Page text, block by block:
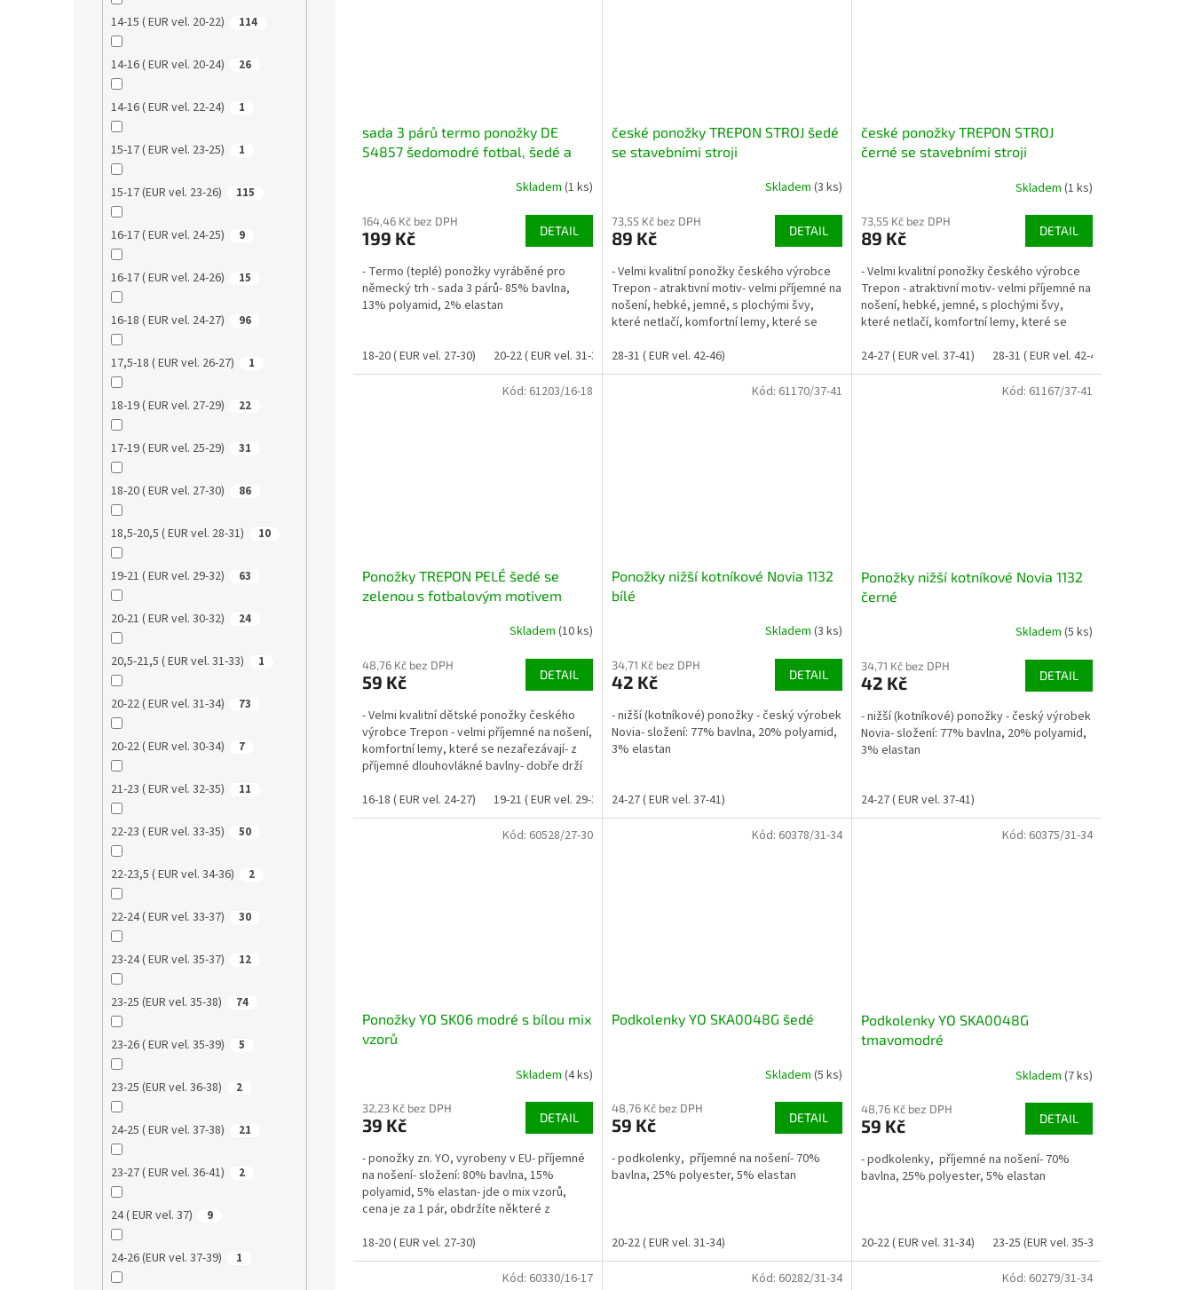
14-15 ( EUR vel. 20-22) 114
14-16 ( EUR vel. 20-24) 26
14-16 ( EUR vel. 22-24) 1
15-17 ( EUR vel. 23-25) 1
15-17 (EUR vel. 23-26) 115
16-17 ( EUR vel. 24-25) 9
16-17 ( EUR vel. 24-26) 15
16-18 ( EUR vel. 24-27) 96
17,5-18 ( EUR vel. 26-27) 1
18-19 ( EUR vel. 27-29) 22
17-19 ( EUR vel. 25-29) 31
18-20 ( EUR vel. 27-30) 86
18,5-20,5 ( EUR vel. 28-31) 10
19-21 ( EUR vel. 29-32) 63
20-21 ( EUR vel. 30-32) 24
20,5-21,5 ( EUR vel. 31-33) 1
20-22 ( EUR vel. 31-34) 73
20-22 ( EUR vel. 30-34) 7
21-23 ( EUR vel. 32-35) 11
22-23 ( EUR vel. 33-35) 50
22-23,5 ( EUR vel. 34-36) 2
22-24 ( EUR vel. 33-37) 30
23-24 ( EUR vel. 35-37) 12
23-25 (EUR vel. 35-38) 74
23-26 ( EUR vel. 35-39) 5
23-25 (EUR vel. 36-38) 2
24-25 ( EUR vel. 37-38) 21
23-27 ( EUR vel. 36-41) 2
24 ( EUR vel. 37) 9
24-26 (EUR vel. 37-39) 1
sada 3 párů termo ponožky DE
54857 šedomodré fotbal, šedé a
Skladem (1 ks)
164,46 Kč bez DPH
199 Kč DETAIL
- Termo (teplé) ponožky vyráběné pro
německý trh - sada 3 párů- 85% bavlna,
13% polyamid, 2% elastan
18-20 ( EUR vel. 27-30) 20-22 ( EUR vel. 31-34) 23-25 (EUR vel. 35-38)
české ponožky TREPON STROJ šedé
se stavebními stroji
Skladem (3 ks)
73,55 Kč bez DPH
89 Kč DETAIL
- Velmi kvalitní ponožky českého výrobce
Trepon - atraktivní motiv- velmi příjemné na
nošení, hebké, jemné, s plochými švy,
které netlačí, komfortní lemy, které se
28-31 ( EUR vel. 42-46)
české ponožky TREPON STROJ
černé se stavebními stroji
Skladem (1 ks)
73,55 Kč bez DPH
89 Kč DETAIL
- Velmi kvalitní ponožky českého výrobce
Trepon - atraktivní motiv- velmi příjemné na
nošení, hebké, jemné, s plochými švy,
které netlačí, komfortní lemy, které se
24-27 ( EUR vel. 37-41)
28-31 ( EUR vel. 42-46)
Ponožky TREPON PELÉ šedé se
zelenou s fotbalovým motivem
Skladem (10 ks)
48,76 Kč bez DPH
59 Kč DETAIL
- Velmi kvalitní dětské ponožky českého
výrobce Trepon - velmi příjemné na nošení,
komfortní lemy, které se nezařezávají- z
příjemné dlouhovlákné bavlny- dobře drží
16-18 ( EUR vel. 24-27)
19-21 ( EUR vel. 29-32) 22-24 ( EUR vel. 33-37)
Kód: 61203/16-18
Ponožky nižší kotníkové Novia 1132
bílé
Skladem (3 ks)
34,71 Kč bez DPH
42 Kč DETAIL
- nižší (kotníkové) ponožky - český výrobek
Novia- složení: 77% bavlna, 20% polyamid,
3% elastan
24-27 ( EUR vel. 37-41)
Kód: 61170/37-41
Ponožky nižší kotníkové Novia 1132
černé
Skladem (5 ks)
34,71 Kč bez DPH
42 Kč DETAIL
- nižší (kotníkové) ponožky - český výrobek
Novia- složení: 77% bavlna, 20% polyamid,
3% elastan
24-27 ( EUR vel. 37-41)
Kód: 61167/37-41
Ponožky YO SK06 modré s bílou mix
vzorů
Skladem (4 ks)
32,23 Kč bez DPH
39 Kč DETAIL
- ponožky zn. YO, vyrobeny v EU- příjemné
na nošení- složení: 80% bavlna, 15%
polyamid, 5% elastan- jde o mix vzorů,
cena je za 1 pár, obdržíte některé z
18-20 ( EUR vel. 27-30)
Kód: 60528/27-30
Podkolenky YO SKA0048G šedé
Skladem (5 ks)
48,76 Kč bez DPH
59 Kč DETAIL
- podkolenky, příjemné na nošení- 70%
bavlna, 25% polyester, 5% elastan
20-22 ( EUR vel. 31-34)
Kód: 60378/31-34
Podkolenky YO SKA0048G
tmavomodré
Skladem (7 ks)
48,76 Kč bez DPH
59 Kč DETAIL
- podkolenky, příjemné na nošení- 70%
bavlna, 25% polyester, 5% elastan
20-22 ( EUR vel. 31-34) 23-25 (EUR vel. 35-38)
Kód: 60375/31-34
Kód: 60330/16-17 Kód: 60282/31-34 Kód: 60279/31-34